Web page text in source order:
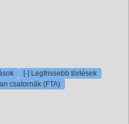
[-] Legfrissebb törlések
csatornák (FTA)